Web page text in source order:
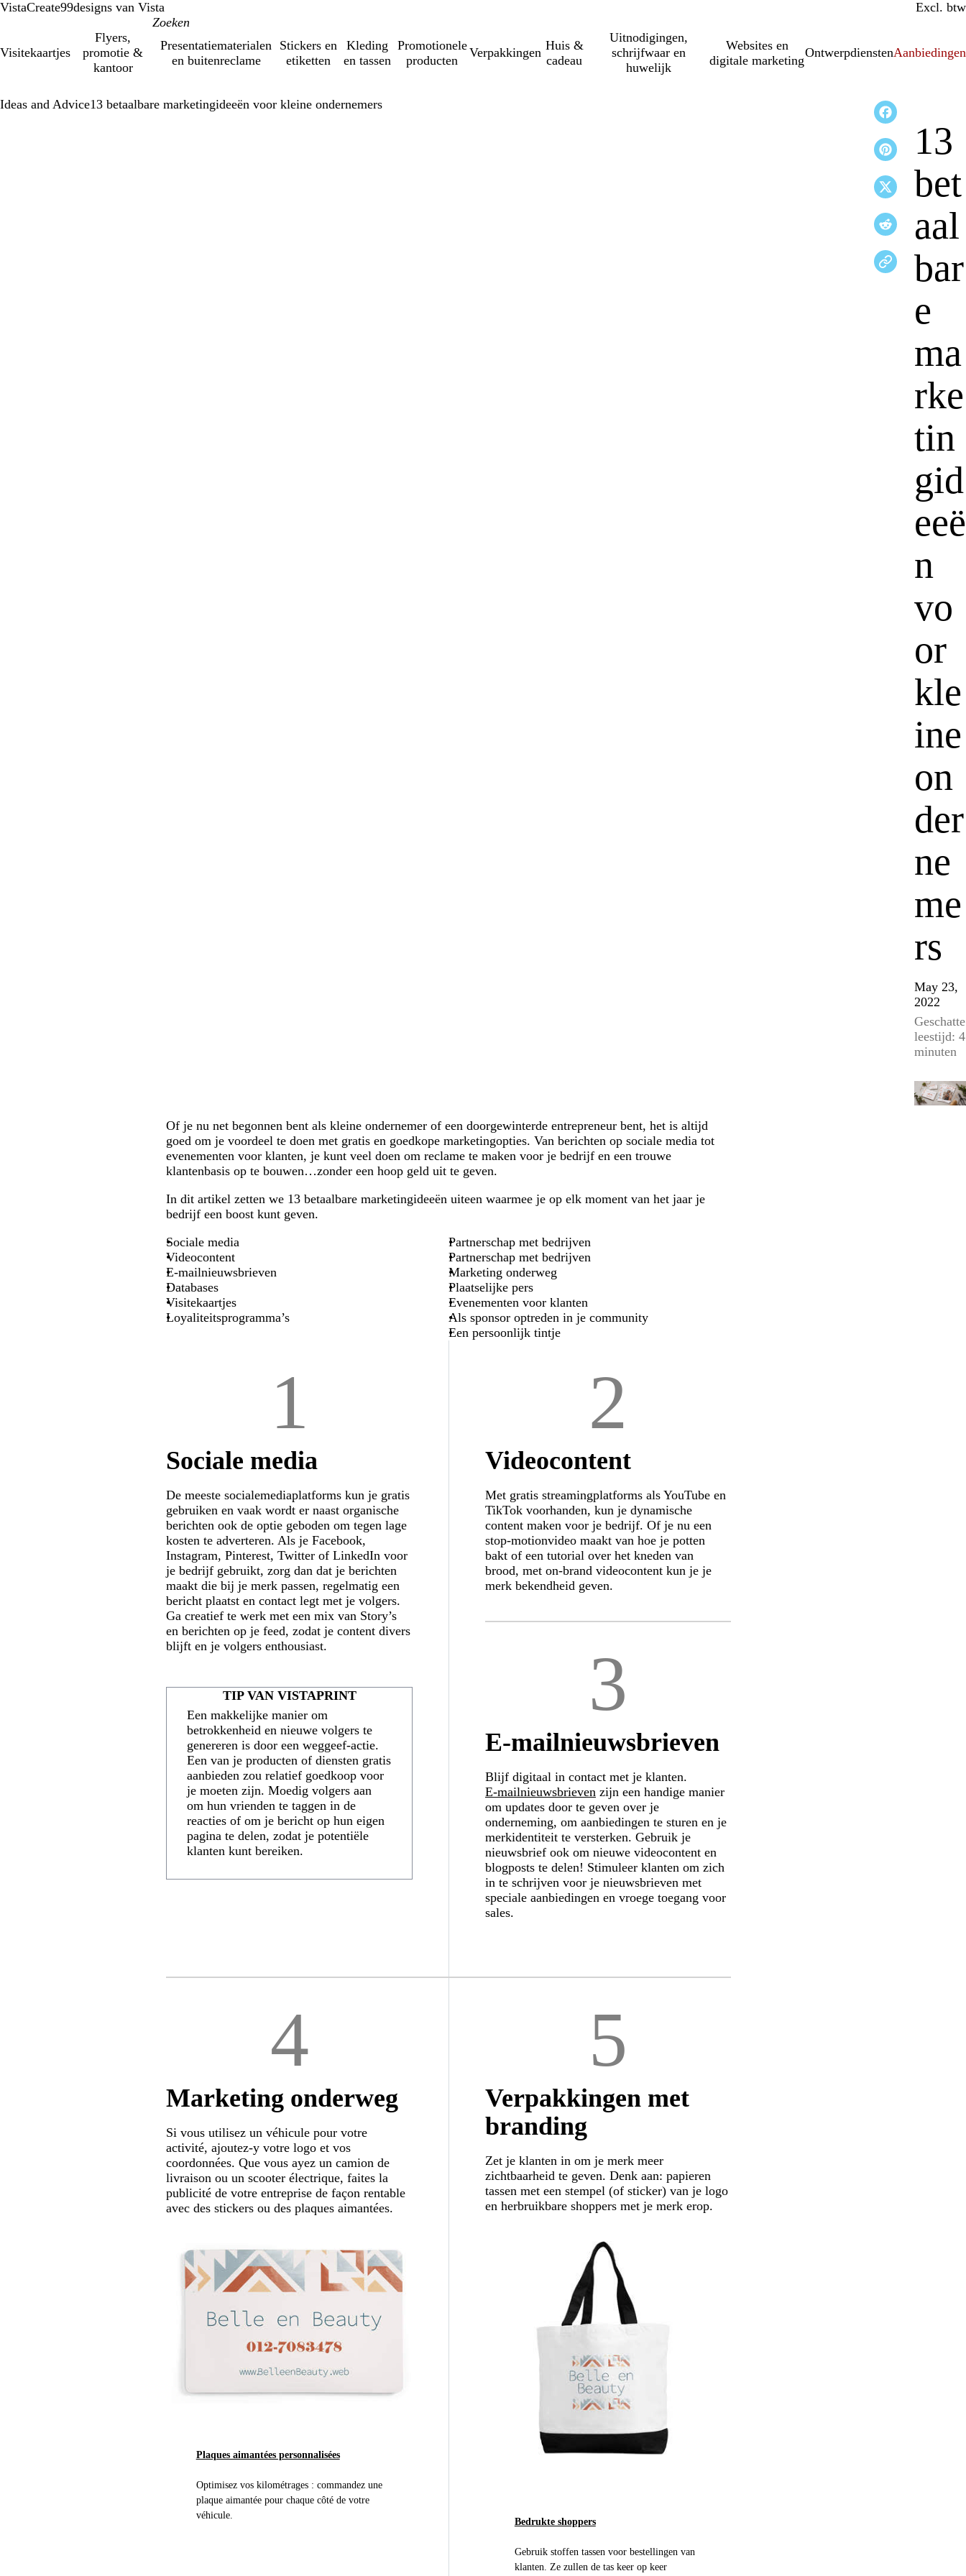
VistaCreate99designs van Vista Incl. btw
Excl. btw
Visitekaartjes
Flyers,
promotie &
kantoor
Presentatiematerialen
en buitenreclame
Stickers en
etiketten
Kleding
en tassen
Promotionele
producten
Verpakkingen
Huis &
cadeau
Uitnodigingen,
schrijfwaar en
huwelijk
Websites en
digitale marketing
OntwerpdienstenAanbiedingen
Ideas and Advice13 betaalbare marketingideeën voor kleine ondernemers
13
bet
aal
bar
e
ma
rke
tin
gid
eeë
n
vo
or
kle
ine
on
der
ne
me
rs
May 23,
2022
Geschatte
leestijd: 4
minuten
Of je nu net begonnen bent als kleine ondernemer of een doorgewinterde entrepreneur bent, het is altijd
goed om je voordeel te doen met gratis en goedkope marketingopties. Van berichten op sociale media tot
evenementen voor klanten, je kunt veel doen om reclame te maken voor je bedrijf en een trouwe
klantenbasis op te bouwen…zonder een hoop geld uit te geven.
In dit artikel zetten we 13 betaalbare marketingideeën uiteen waarmee je op elk moment van het jaar je
bedrijf een boost kunt geven.
Sociale media
Videocontent
E-mailnieuwsbrieven
Databases
Visitekaartjes
Loyaliteitsprogramma’s
Partnerschap met bedrijven
Partnerschap met bedrijven
Marketing onderweg
Plaatselijke pers
Evenementen voor klanten
Als sponsor optreden in je community
Een persoonlijk tintje
1
Sociale media
De meeste socialemediaplatforms kun je gratis
gebruiken en vaak wordt er naast organische
berichten ook de optie geboden om tegen lage
kosten te adverteren. Als je Facebook,
Instagram, Pinterest, Twitter of LinkedIn voor
je bedrijf gebruikt, zorg dan dat je berichten
maakt die bij je merk passen, regelmatig een
bericht plaatst en contact legt met je volgers.
Ga creatief te werk met een mix van Story’s
en berichten op je feed, zodat je content divers
blijft en je volgers enthousiast.
TIP VAN VISTAPRINT
Een makkelijke manier om
betrokkenheid en nieuwe volgers te
genereren is door een weggeef-actie.
Een van je producten of diensten gratis
aanbieden zou relatief goedkoop voor
je moeten zijn. Moedig volgers aan
om hun vrienden te taggen in de
reacties of om je bericht op hun eigen
pagina te delen, zodat je potentiële
klanten kunt bereiken.
2
Videocontent
Met gratis streamingplatforms als YouTube en
TikTok voorhanden, kun je dynamische
content maken voor je bedrijf. Of je nu een
stop-motionvideo maakt van hoe je potten
bakt of een tutorial over het kneden van
brood, met on-brand videocontent kun je je
merk bekendheid geven.
3
E-mailnieuwsbrieven
Blijf digitaal in contact met je klanten.
E-mailnieuwsbrievenzijn een handige manier
om updates door te geven over je
onderneming, om aanbiedingen te sturen en je
merkidentiteit te versterken. Gebruik je
nieuwsbrief ook om nieuwe videocontent en
blogposts te delen! Stimuleer klanten om zich
in te schrijven voor je nieuwsbrieven met
speciale aanbiedingen en vroege toegang voor
sales.
4
Marketing onderweg
Si vous utilisez un véhicule pour votre
activité, ajoutez-y votre logo et vos
coordonnées. Que vous ayez un camion de
livraison ou un scooter électrique, faites la
publicité de votre entreprise de façon rentable
avec des stickers ou des plaques aimantées.
Plaques aimantées personnalisées
Optimisez vos kilométrages : commandez une
plaque aimantée pour chaque côté de votre
véhicule.
5
Verpakkingen met
branding
Zet je klanten in om je merk meer
zichtbaarheid te geven. Denk aan: papieren
tassen met een stempel (of sticker) van je logo
en herbruikbare shoppers met je merk erop.
Bedrukte shoppers
Gebruik stoffen tassen voor bestellingen van
klanten. Ze zullen de tas keer op keer